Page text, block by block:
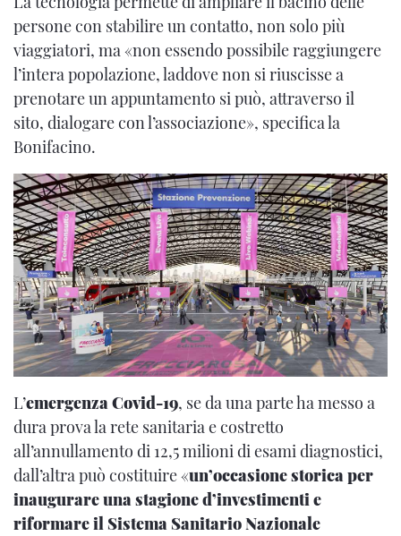
persone con stabilire un contatto, non solo più
viaggiatori, ma «non essendo possibile raggiungere
l’intera popolazione, laddove non si riuscisse a
prenotare un appuntamento si può, attraverso il
sito, dialogare con l’associazione», specifica la
Bonifacino.
L’emergenza Covid-19, se da una parte ha messo a
dura prova la rete sanitaria e costretto
all’annullamento di 12,5 milioni di esami diagnostici,
dall’altra può costituire «un’occasione storica per
inaugurare una stagione d’investimenti e
riformare il Sistema Sanitario Nazionale